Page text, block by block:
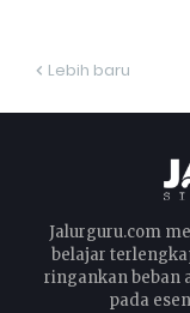
Lebih baru
Jalurguru.com
belajar
ringankan beban
pada